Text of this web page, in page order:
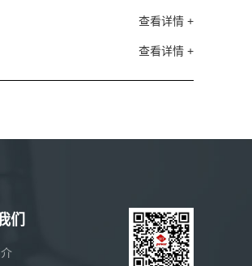
查看详情 +
查看详情 +
们